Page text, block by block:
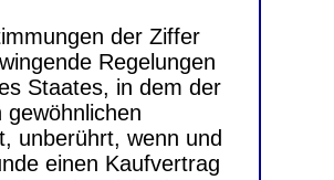
der Ziffer
Regelungen
Staates, in dem der
gewöhnlichen
unberührt, wenn und
einen Kaufvertrag